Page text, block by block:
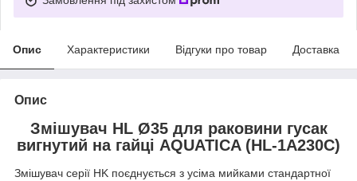
Опис Характеристики Відгуки про товар Доставка
Опис
Змішувач HL Ø35 для раковини гусак
вигнутий на гайці AQUATICA (HL-1A230C)
Змішувач серії HK поєднується з усіма мийками стандартної